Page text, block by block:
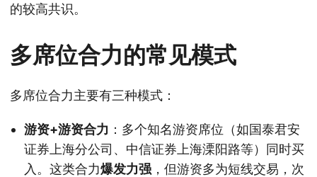
的较高共识。
多席位合力的常见模式
多席位合力主要有三种模式：
游资+游资合力 ：多个知名游资席位（如国泰君安
证券上海分公司、中信证券上海溧阳路等）同时买
入。这类合力爆发力强 ，但游资多为短线交易，次